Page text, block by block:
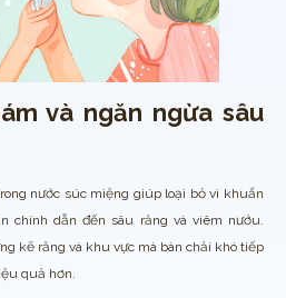
và ngăn ngừa sâu
nước súc miệng giúp loại bỏ vi khuẩn
chính dẫn đến sâu răng và viêm nướu.
kẽ răng và khu vực mà bàn chải khó tiếp
quả hơn.